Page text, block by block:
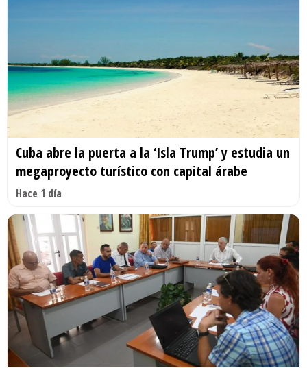
Cuba abre la puerta a la ‘Isla Trump’ y estudia un
megaproyecto turístico con capital árabe
Hace 1 día